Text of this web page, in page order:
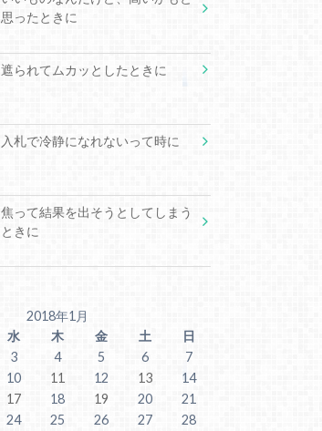
思ったときに
遮られてムカッとしたときに
入札で冷静になれないって時に
焦って結果を出そうとしてしまう
ときに
2018年1月
水 木 金 土
日
3 4 5 6
7
10 11 12 13
14
17 18 19 20
21
24 25 26 27 28